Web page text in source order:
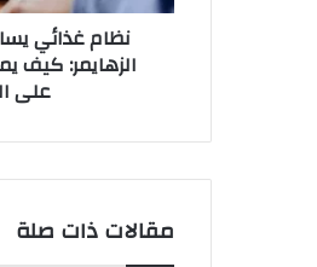
ي
د
ل
نظام غذائي
الزهايمر: كيف
على
مقالات ذات صلة